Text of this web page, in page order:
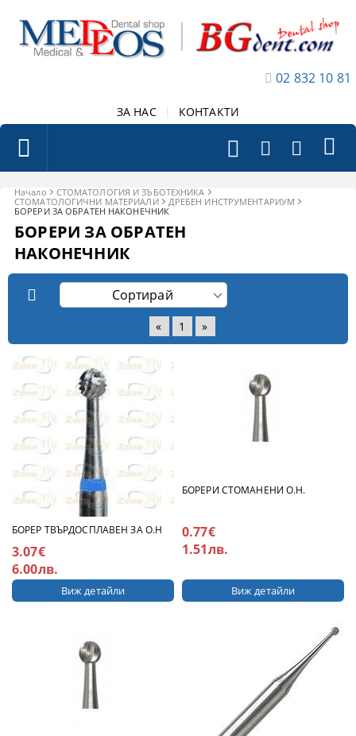
02 832 10 81
ЗА НАС КОНТАКТИ
Начало
СТОМАТОЛОГИЯ И ЗЪБОТЕХНИКА
СТОМАТОЛОГИЧНИ МАТЕРИАЛИ
ДРЕБЕН ИНСТРУМЕНТАРИУМ
БОРЕРИ ЗА ОБРАТЕН НАКОНЕЧНИК
БОРЕРИ ЗА ОБРАТЕН
НАКОНЕЧНИК
« 1 »
БОРЕР ТВЪРДОСПЛАВЕН ЗА О.Н
3.07€
6.00лв.
Виж детайли
БОРЕРИ СТОМАНЕНИ О.Н.
0.77€
1.51лв.
Виж детайли